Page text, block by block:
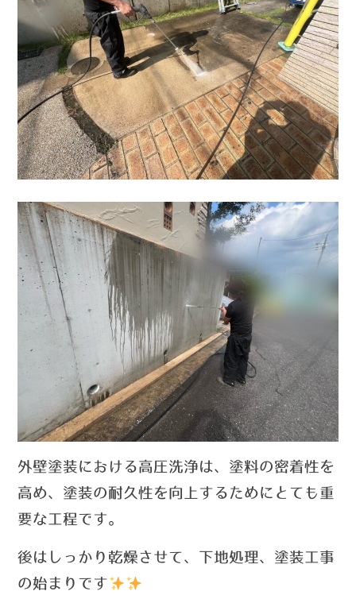
外壁塗装における高圧洗浄は、塗料の密着性を
高め、塗装の耐久性を向上するためにとても重
要な工程です。
後はしっかり乾燥させて、下地処理、塗装工事
の始まりです